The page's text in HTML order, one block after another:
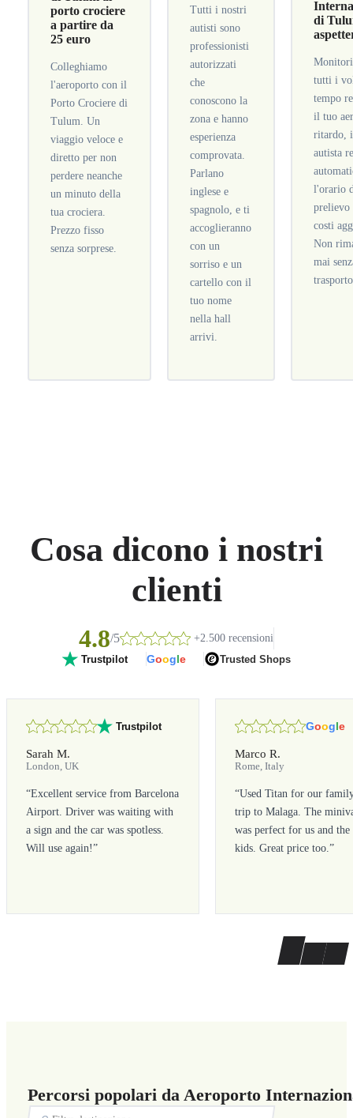
porto crociere
a partire da
25 euro
Colleghiamo
l'aeroporto con il
Porto Crociere di
Tulum. Un
viaggio veloce e
diretto per non
perdere neanche
un minuto della
tua crociera.
Prezzo fisso
senza sorprese.
Tutti i nostri
autisti sono
professionisti
autorizzati
che
conoscono la
zona e hanno
esperienza
comprovata.
Parlano
inglese e
spagnolo, e ti
accoglieranno
con un
sorriso e un
cartello con il
tuo nome
nella hall
arrivi.
di
tutti i
tempo
il tuo
ritardo,
autista
l'orario
prelievo
costi
Non
mai
Cosa dicono i nostri
clienti
4.8/5 +2.500 recensioni
Trustpilot Google Trusted Shops
Trustpilot
Sarah M.
London, UK
“Excellent service from Barcelona
Airport. Driver was waiting with
a sign and the car was spotless.
Will use again!”
Google
Marco R.
Rome, Italy
“Used Titan for our
trip to Malaga. The
was perfect for us and the
kids. Great price too.”
Percorsi popolari da Aeroporto